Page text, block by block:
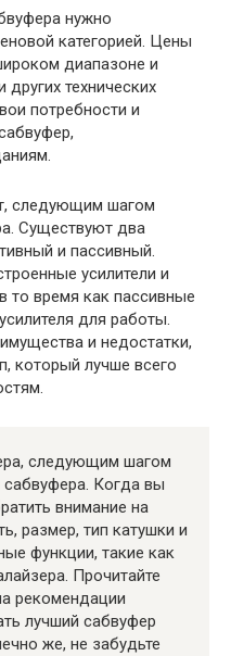
нужно
категорией. Цены
диапазоне и
технических
потребности и
следующим шагом
Существуют два
и пассивный.
усилители и
то время как пассивные
для работы.
и недостатки,
который лучше всего
следующим шагом
Когда вы
внимание на
размер, тип катушки и
функции, такие как
Прочитайте
рекомендации
лучший сабвуфер
же, не забудьте